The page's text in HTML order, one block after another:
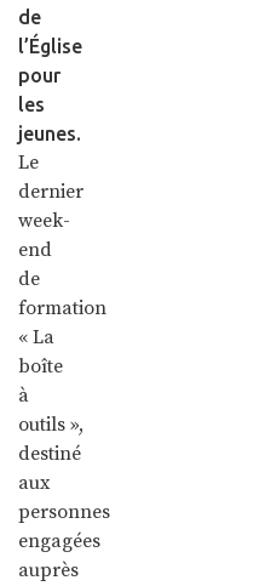
de
l’Église
pour
les
jeunes.
Le
dernier
week-
end
de
formation
« La
boîte
à
outils »,
destiné
aux
personnes
engagées
auprès